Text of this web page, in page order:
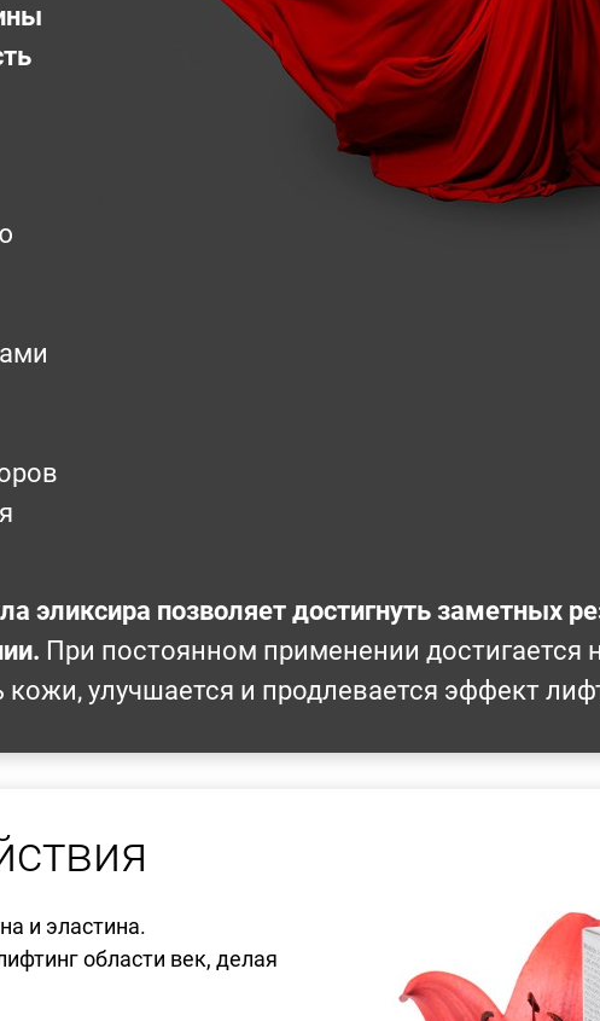
эликсира позволяет достигнуть заметных
При постоянном применении достигается
улучшается и продлевается эффект
и эластина.
области век, делая